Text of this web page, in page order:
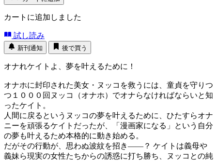
カートに追加しました
試し読み
新刊通知 後で買う
オナれケイトよ、夢を叶えるために！
オナホに封印された美女・ヌッコを救うには、童貞を守りつ
つ１０００回ヌッコ（オナホ）でオナらなければならいと知
ったケイト。
人間に戻るというヌッコの夢を叶えるために、ひたすらオナ
ニーを頑張るケイトだったが、「漫画家になる」という自分
の夢も叶えるため本格的に動き始める。
だがその行動が、思わぬ波紋を招き――？ ケイトは義母や
義妹ら現実の女性たちからの誘惑に打ち勝ち、ヌッコとの純